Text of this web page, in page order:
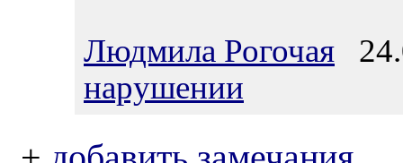
Людмила Рогочая
нарушении